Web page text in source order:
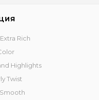
Rich
Highlights
Twist